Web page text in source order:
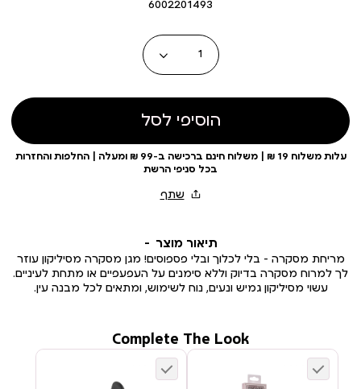
6002201493
כמות
הוסיפי לסל
עלות משלוח 19 ₪ | משלוח חינם ברכישה ב-99 ₪ ומעלה | החלפות והחזרות
בכל סניפי הרשת
תיאור מוצר
מריחת מסקרה – בלי לכלוך ובלי פספוסים! מגן מסקרה מסיליקון עוזר
לך למרוח מסקרה בדיוק וללא סימנים על העפעפיים או מתחת לעיניים.
עשוי מסיליקון גמיש ונעים, נוח לשימוש, ומתאים לכל מבנה עין.
Complete The Look